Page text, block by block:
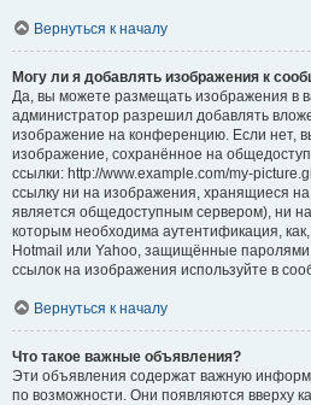
Вернуться к началу
Могу ли я добавлять изображения к
Да, вы можете размещать изображения в
администратор разрешил добавлять
изображение на конференцию. Если нет,
изображение, сохранённое на
ссылки: http://www.example.com/my-
ссылку ни на изображения, хранящиеся
является общедоступным сервером), ни
которым необходима аутентификация,
Hotmail или Yahoo, защищённые паролями
ссылок на изображения используйте в
Вернуться к началу
Что такое важные объявления?
Эти объявления содержат важную
по возможности. Они появляются вверху